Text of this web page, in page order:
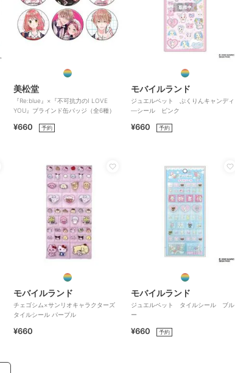
美松堂
『Re:blue』×『不可抗力のI LOVE
YOU』ブラインド缶バッジ（全6種）
¥660 予約
モバイルランド
ジュエルペット ぷくりんキャンディ
―シール ピンク
¥660 予約
モバイルランド
チェゴシム×サンリオキャラクターズ
タイルシール パープル
¥660
モバイルランド
ジュエルペット タイルシール ブル
ー
¥660 予約